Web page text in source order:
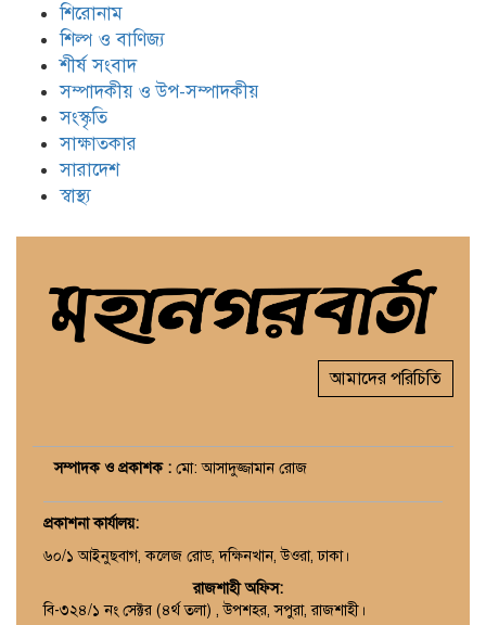
শিরোনাম
শিল্প ও বাণিজ্য
শীর্ষ সংবাদ
সম্পাদকীয় ও উপ-সম্পাদকীয়
সংস্কৃতি
সাক্ষাতকার
সারাদেশ
স্বাস্থ্য
আমাদের পরিচিতি
সম্পাদক ও প্রকাশক : মো: আসাদুজ্জামান রোজ
প্রকাশনা কার্যালয়:
৬০/১ আইনুছবাগ, কলেজ রোড, দক্ষিনখান, উওরা, ঢাকা।
রাজশাহী অফিস:
বি-৩২৪/১ নং সেক্টর (৪র্থ তলা) , উপশহর, সপুরা, রাজশাহী।